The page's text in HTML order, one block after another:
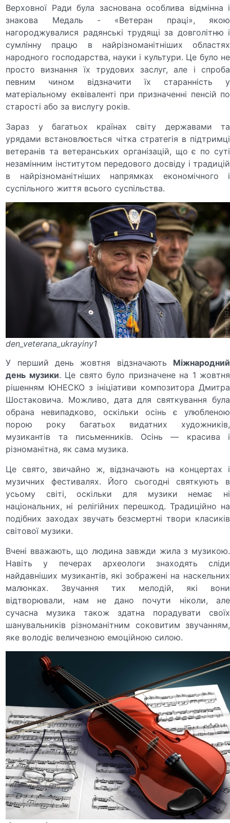
Верховної Ради була заснована особлива відмінна і
знакова Медаль - «Ветеран праці», якою
нагороджувалися радянські трудящі за довголітню і
сумлінну працю в найрізноманітніших областях
народного господарства, науки і культури. Це було не
просто визнання їх трудових заслуг, але і спроба
певним чином відзначити їх старанність у
матеріальному еквіваленті при призначенні пенсій по
старості або за вислугу років.
Зараз у багатьох країнах світу державами та
урядами встановлюється чітка стратегія в підтримці
ветеранів та ветеранських організацій, що є по суті
незамінним інститутом передового досвіду і традицій
в найрізноманітніших напрямках економічного і
суспільного життя всього суспільства.
den_veterana_ukrayiny1
У перший день жовтня відзначають Міжнародний
день музики. Це свято було призначене на 1 жовтня
рішенням ЮНЕСКО з ініціативи композитора Дмитра
Шостаковича. Можливо, дата для святкування була
обрана невипадково, оскільки осінь є улюбленою
порою року багатьох видатних художників,
музикантів та письменників. Осінь — красива і
різноманітна, як сама музика.
Це свято, звичайно ж, відзначають на концертах і
музичних фестивалях. Його сьогодні святкують в
усьому світі, оскільки для музики немає ні
національних, ні релігійних перешкод. Традиційно на
подібних заходах звучать безсмертні твори класиків
світової музики.
Вчені вважають, що людина завжди жила з музикою.
Навіть у печерах археологи знаходять сліди
найдавніших музикантів, які зображені на наскельних
малюнках. Звучання тих мелодій, які вони
відтворювали, нам не дано почути ніколи, але
сучасна музика також здатна порадувати своїх
шанувальників різноманітним соковитим звучанням,
яке володіє величезною емоційною силою.